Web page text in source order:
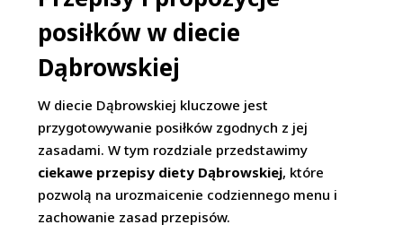
posiłków w diecie
Dąbrowskiej
W diecie Dąbrowskiej kluczowe jest
przygotowywanie posiłków zgodnych z jej
zasadami. W tym rozdziale przedstawimy
ciekawe przepisy diety Dąbrowskiej, które
pozwolą na urozmaicenie codziennego menu i
zachowanie zasad przepisów.